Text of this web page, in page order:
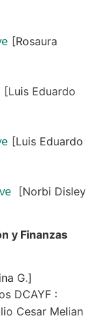
[Rosaura
[Luis Eduardo
[Luis Eduardo
[Norbi Disley
y Finanzas
G.]
DCAYF :
Cesar Melian